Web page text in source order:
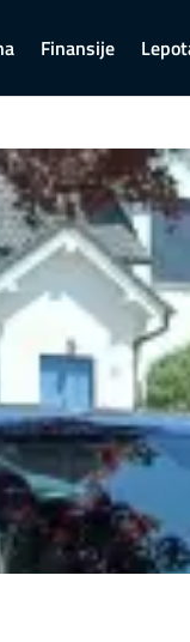
Finansije